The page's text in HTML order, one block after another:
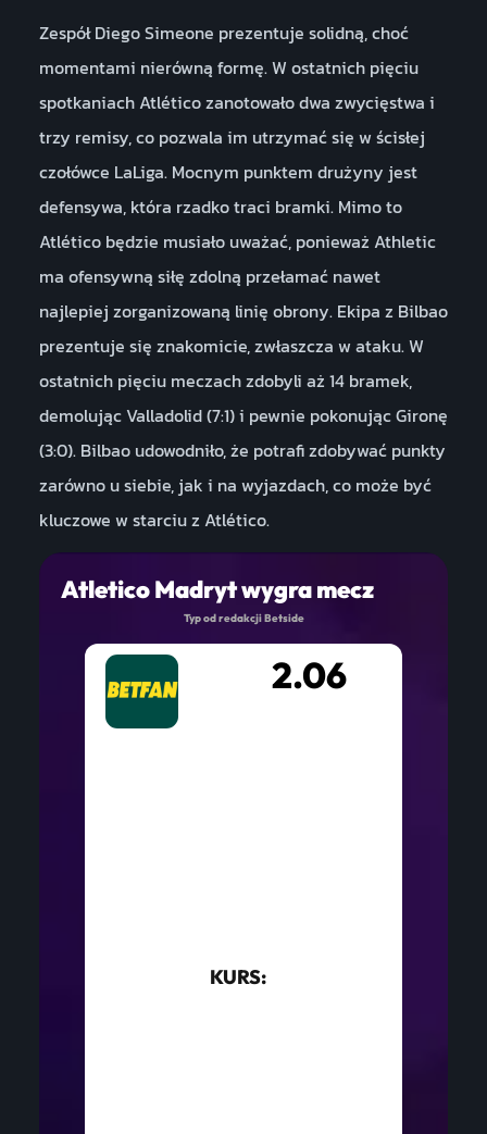
Zespół Diego Simeone prezentuje solidną, choć
momentami nierówną formę. W ostatnich pięciu
spotkaniach Atlético zanotowało dwa zwycięstwa i
trzy remisy, co pozwala im utrzymać się w ścisłej
czołówce LaLiga. Mocnym punktem drużyny jest
defensywa, która rzadko traci bramki. Mimo to
Atlético będzie musiało uważać, ponieważ Athletic
ma ofensywną siłę zdolną przełamać nawet
najlepiej zorganizowaną linię obrony. Ekipa z Bilbao
prezentuje się znakomicie, zwłaszcza w ataku. W
ostatnich pięciu meczach zdobyli aż 14 bramek,
demolując Valladolid (7:1) i pewnie pokonując Gironę
(3:0). Bilbao udowodniło, że potrafi zdobywać punkty
zarówno u siebie, jak i na wyjazdach, co może być
kluczowe w starciu z Atlético.
Atletico Madryt wygra mecz
Typ od redakcji Betside
KURS:
2.06